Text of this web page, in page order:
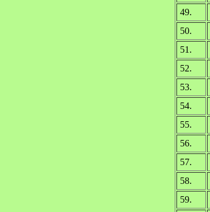
49.
50.
51.
52.
53.
54.
55.
56.
57.
58.
59.